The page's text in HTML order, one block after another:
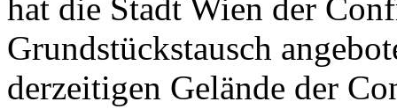
hat die Stadt Wien der
Grundstückstausch
derzeitigen Gelände der